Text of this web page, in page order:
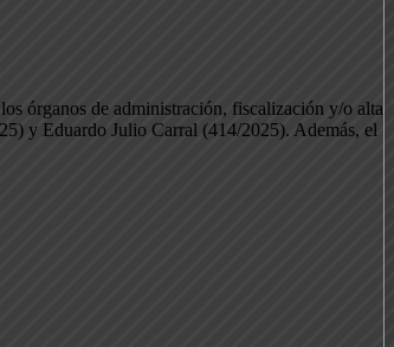
órganos de administración, fiscalización y/o alta
y Eduardo Julio Carral (414/2025). Además, el